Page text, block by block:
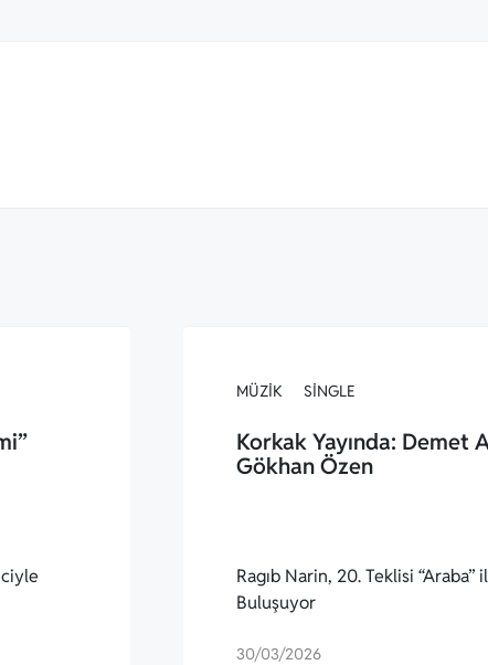
MÜZIK SINGLE
Korkak Yayında: Demet
Gökhan Özen
Ragıb Narin, 20. Teklisi
Buluşuyor
30/03/2026